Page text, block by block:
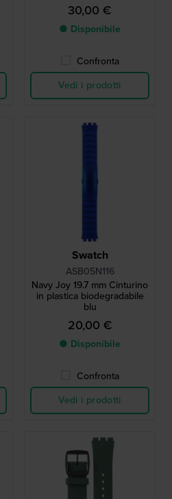
30,00 €
● Disponibile
Confronta
Vedi i prodotti
Swatch
ASB05N116
Navy Joy 19.7 mm Cinturino
in plastica biodegradabile
blu
20,00 €
● Disponibile
Confronta
Vedi i prodotti